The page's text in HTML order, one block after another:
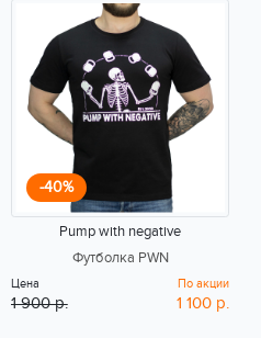
-40%
Pump with negative
Футболка PWN
Цена
1 900 р.
По акции
1 100 р.